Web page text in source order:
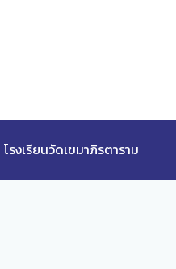
รงเรียนวัดเขมาภิรตาราม